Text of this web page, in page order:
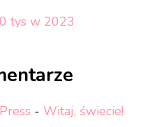
tys w 2023
- Witaj, świecie!